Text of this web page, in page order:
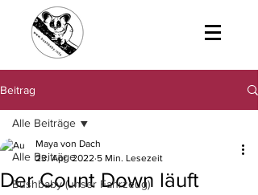
Beitrag
Alle Beiträge
Bushbaby (unser Fahrzeug)
Alle Beiträge
Der Count Down läuft
Maya von Dach
23. Apr. 2022 5 Min. Lesezeit